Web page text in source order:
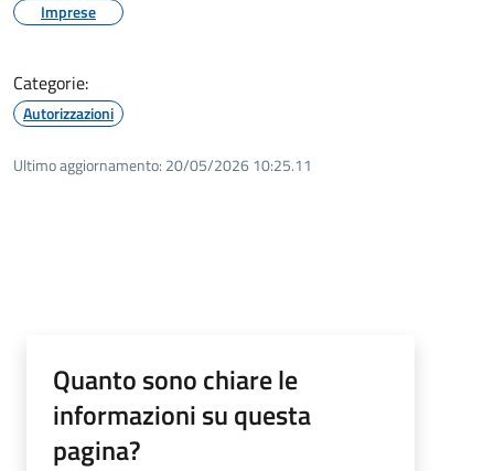
Imprese
Categorie:
Autorizzazioni
Ultimo aggiornamento: 20/05/2026 10:25.11
Quanto sono chiare le
informazioni su questa
pagina?